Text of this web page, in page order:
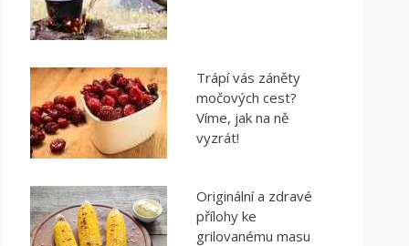
Trápí vás záněty
močových cest?
Víme, jak na ně
vyzrát!
Originální a zdravé
přílohy ke
grilovanému masu